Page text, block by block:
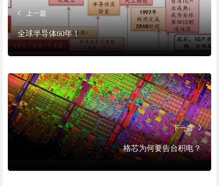
上一篇
全球半导体60年！
下一篇
格芯为何要告台积电？